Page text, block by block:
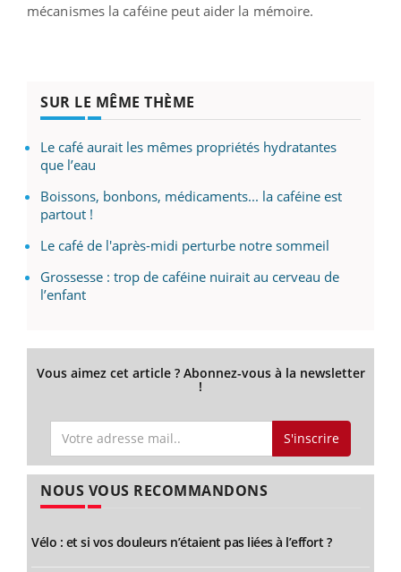
mécanismes la caféine peut aider la mémoire.
SUR LE MÊME THÈME
Le café aurait les mêmes propriétés hydratantes
que l’eau
Boissons, bonbons, médicaments... la caféine est
partout !
Le café de l'après-midi perturbe notre sommeil
Grossesse : trop de caféine nuirait au cerveau de
l’enfant
Vous aimez cet article ? Abonnez-vous à la newsletter
!
S'inscrire
NOUS VOUS RECOMMANDONS
Vélo : et si vos douleurs n’étaient pas liées à l’effort ?